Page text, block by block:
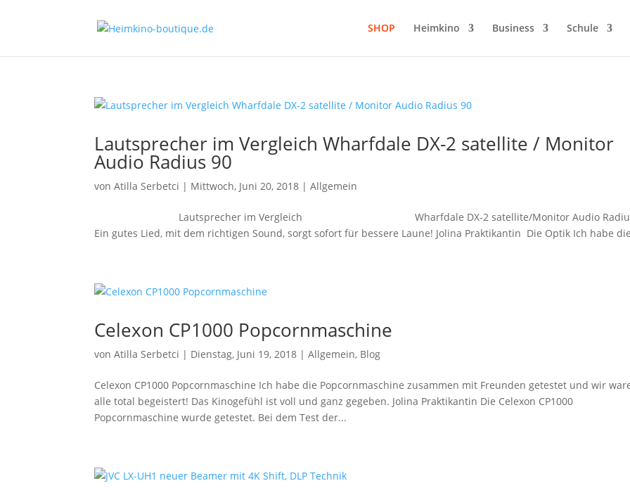
SHOP Heimkino Business Schule
Lautsprecher im Vergleich Wharfdale DX-2 satellite / Monitor
Audio Radius 90
vonAtilla Serbetci | Mittwoch, Juni 20, 2018 |Allgemein
Lautsprecher im Vergleich Wharfdale DX-2 satellite/Monitor Audio Radius
Ein gutes Lied, mit dem richtigen Sound, sorgt sofort für bessere Laune! Jolina Praktikantin Die Optik Ich habe
Celexon CP1000 Popcornmaschine
vonAtilla Serbetci | Dienstag, Juni 19, 2018 |Allgemein, Blog
Celexon CP1000 Popcornmaschine Ich habe die Popcornmaschine zusammen mit Freunden getestet und wir
alle total begeistert! Das Kinogefühl ist voll und ganz gegeben. Jolina Praktikantin Die Celexon CP1000
Popcornmaschine wurde getestet. Bei dem Test der...